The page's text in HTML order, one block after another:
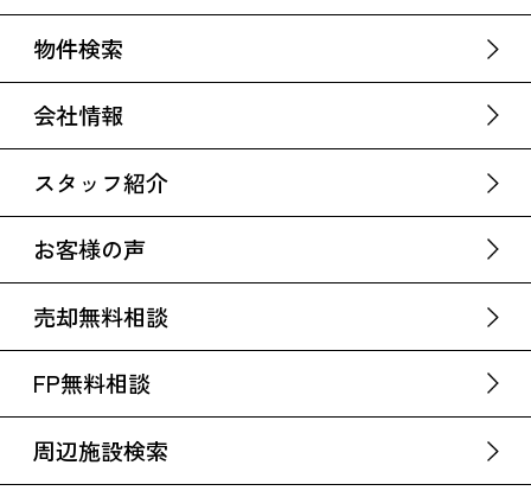
物件検索
会社情報
スタッフ紹介
お客様の声
売却無料相談
FP無料相談
周辺施設検索